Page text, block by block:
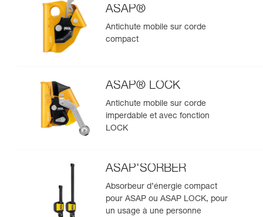
ASAP®
Antichute mobile sur corde
compact
ASAP® LOCK
Antichute mobile sur corde
imperdable et avec fonction
LOCK
ASAP'SORBER
Absorbeur d’énergie compact
pour ASAP ou ASAP LOCK, pour
un usage à une personne